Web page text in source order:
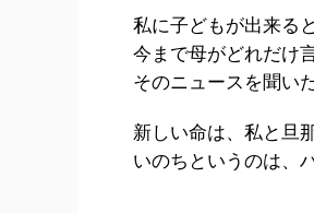
私に子どもが出来る
今まで母がどれだけ
そのニュースを聞い
新しい命は、私と旦
いのちというのは、